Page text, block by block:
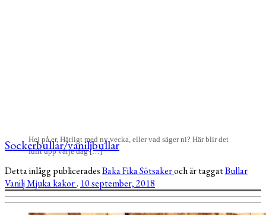
Hej på er, Härligt med ny vecka, eller vad säger ni? Här blir det
fullt upp varje dag […]
Sockerbullar/vaniljbullar
Detta inlägg publiceradesBakaFikaSötsakeroch är taggatBullar
VaniljMjuka kakor. 10 september, 2018